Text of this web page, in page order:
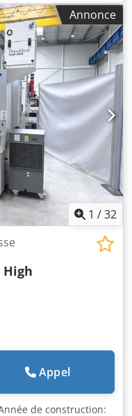
360° Interface de
-15 000 tr/min
interne de
3D Renishaw
Annonce
1 /32
High
Appel
de construction: